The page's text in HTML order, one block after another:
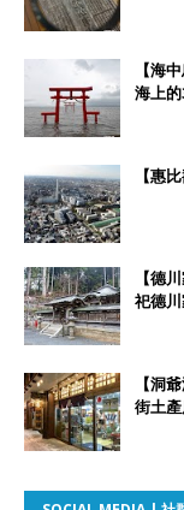
【海
海上
【惠
【德
祀德
【洞
街土